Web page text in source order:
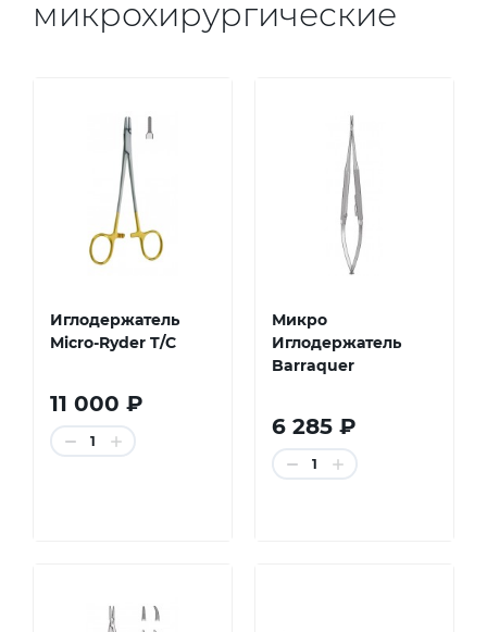
микрохирургические
Иглодержатель
Micro-Ryder T/C
11 000 ₽
1
Микро
Иглодержатель
Barraquer
6 285 ₽
1